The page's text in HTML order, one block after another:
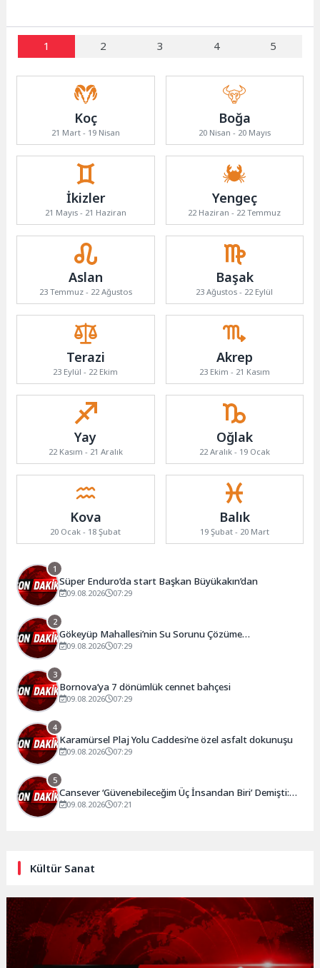
1 2 3 4 5
Koç
21 Mart - 19 Nisan
Boğa
20 Nisan - 20 Mayıs
İkizler
21 Mayıs - 21 Haziran
Yengeç
22 Haziran - 22 Temmuz
Aslan
23 Temmuz - 22 Ağustos
Başak
23 Ağustos - 22 Eylül
Terazi
23 Eylül - 22 Ekim
Akrep
23 Ekim - 21 Kasım
Yay
22 Kasım - 21 Aralık
Oğlak
22 Aralık - 19 Ocak
Kova
20 Ocak - 18 Şubat
Balık
19 Şubat - 20 Mart
1
Süper Enduro’da start Başkan Büyükakın’dan
09.08.2026 07:29
2
Gökeyüp Mahallesi’nin Su Sorunu Çözüme
Kavuşturuldu
09.08.2026 07:29
3
Bornova’ya 7 dönümlük cennet bahçesi
09.08.2026 07:29
4
Karamürsel Plaj Yolu Caddesi’ne özel asfalt dokunuşu
09.08.2026 07:29
5
Cansever ‘Güvenebileceğim Üç İnsandan Biri’ Demişti:
Mahmut Görgen’den Cansever’e Duygusal Veda
09.08.2026 07:21
Kültür Sanat